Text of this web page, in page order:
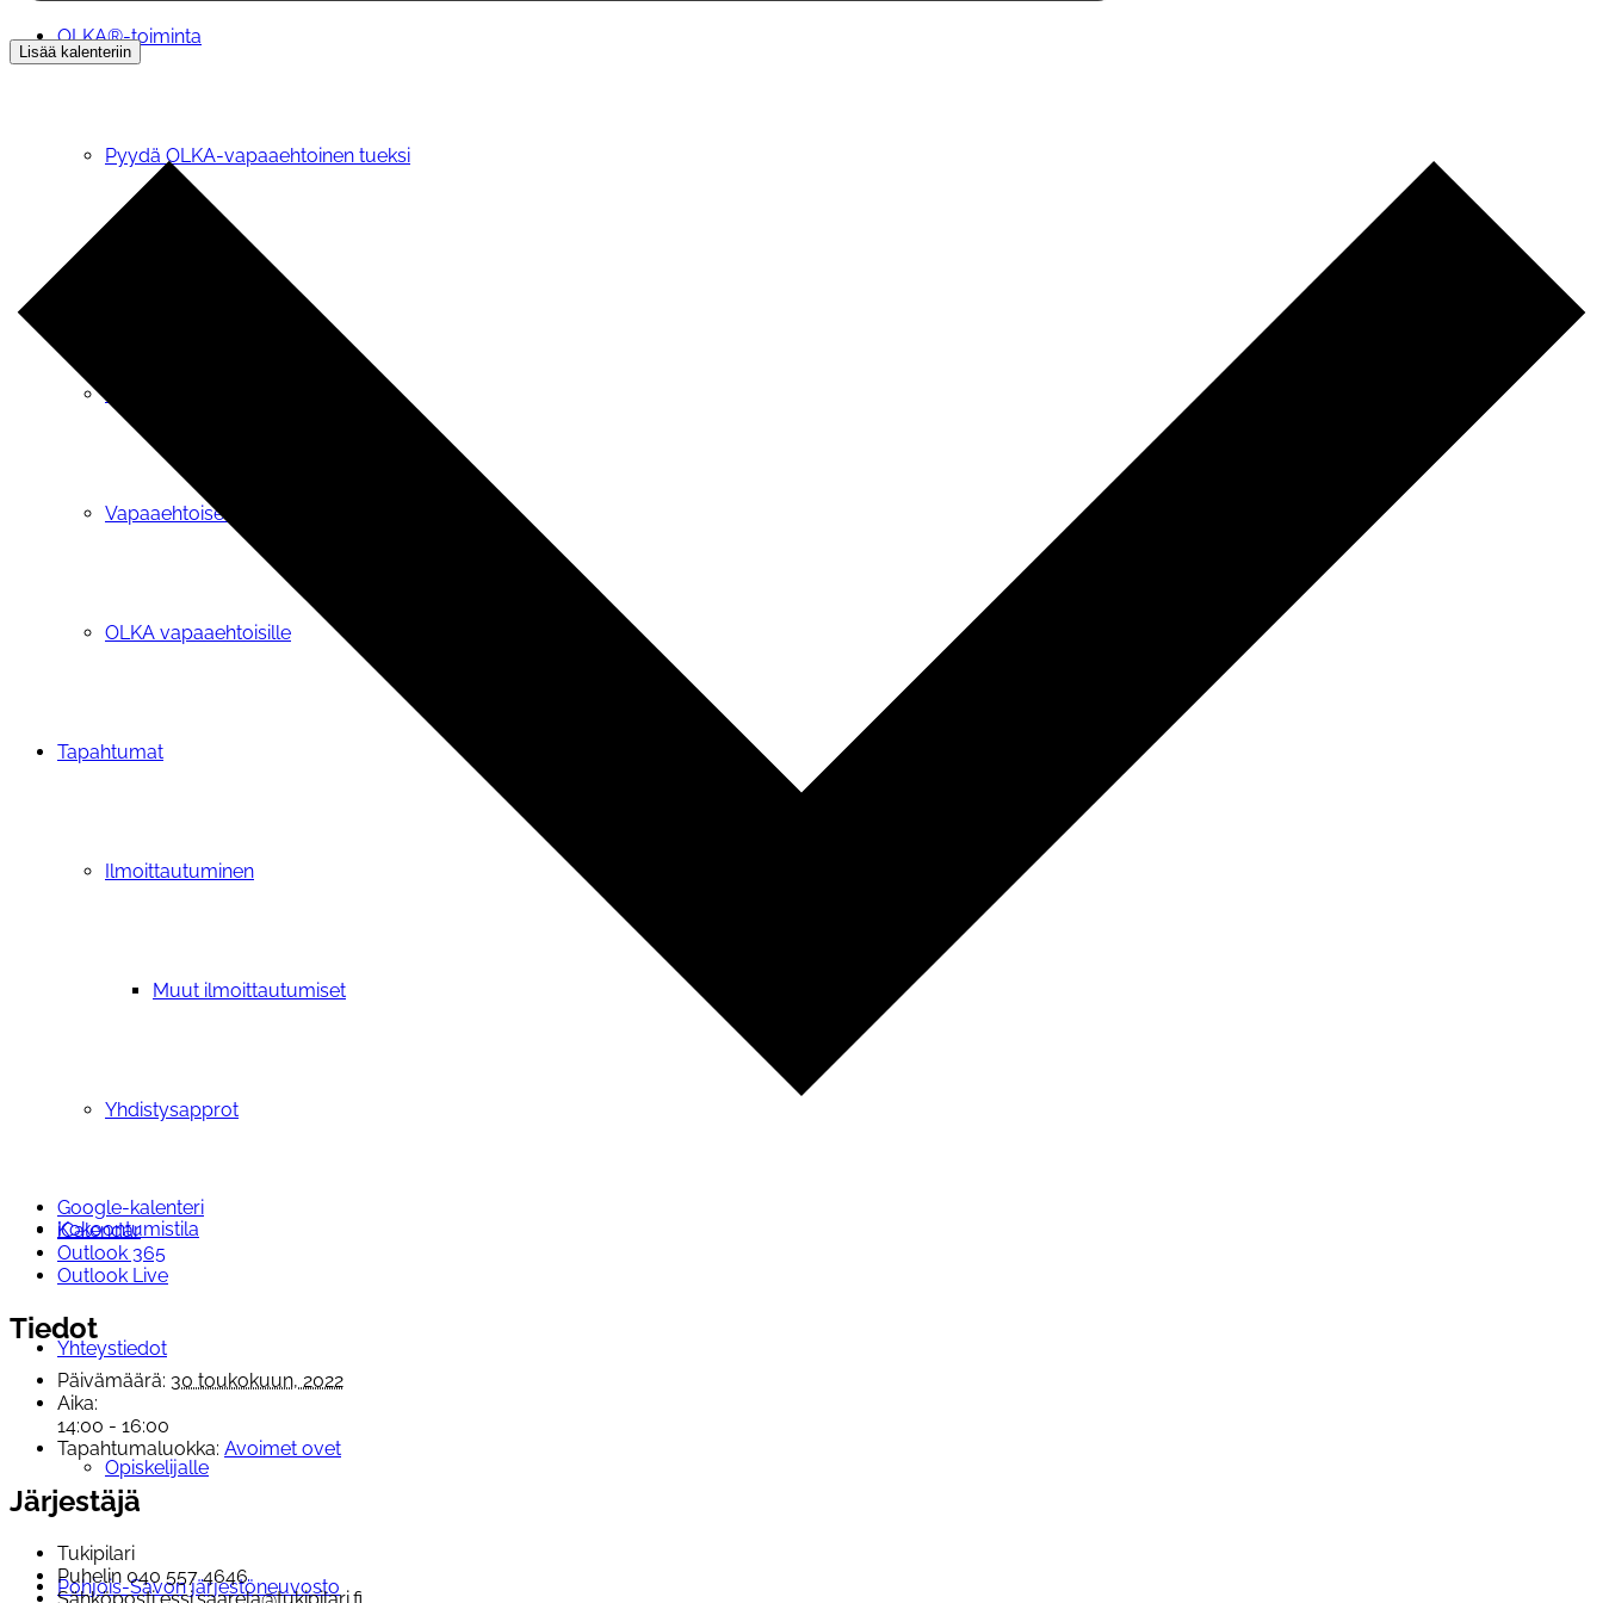
OLKA®-toiminta
Pyydä OLKA-vapaaehtoinen tueksi
OLKA® -teemapäivät
Vapaaehtoiseksi tai vertaistukijaksi OLKAan
OLKA vapaaehtoisille
Tapahtumat
Ilmoittautuminen
Muut ilmoittautumiset
Yhdistysapprot
Kokoontumistila
Yhteystiedot
Opiskelijalle
Pohjois-Savon järjestöneuvosto
Lisää kalenteriin
Google-kalenteri
iCalendar
Outlook 365
Outlook Live
Tiedot
Päivämäärä: 30 toukokuun, 2022
Aika:
14:00 - 16:00
Tapahtumaluokka: Avoimet ovet
Järjestäjä
Tukipilari
Puhelin 040 557 4646